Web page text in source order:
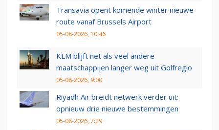
Transavia opent komende winter nieuwe
route vanaf Brussels Airport
05-08-2026, 10:46
KLM blijft net als veel andere
maatschappijen langer weg uit Golfregio
05-08-2026, 9:00
Riyadh Air breidt netwerk verder uit:
opnieuw drie nieuwe bestemmingen
05-08-2026, 7:29